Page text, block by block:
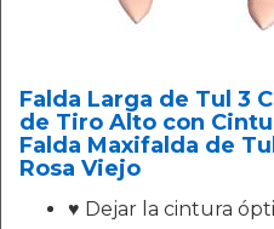
Falda Larga de Tul 3
de Tiro Alto con
Falda Maxifalda de
Rosa Viejo
♥ Dejar la cintura